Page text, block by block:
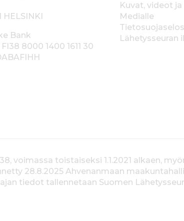
HELSINKI
Bank
FI38 8000 1400 1611 30
Kuvat, videot
Medialle
Lähetysseuran
voimassa toistaiseksi 1.1.2021 alkaen,
28.8.2025 Ahvenanmaan
tiedot tallennetaan Suomen